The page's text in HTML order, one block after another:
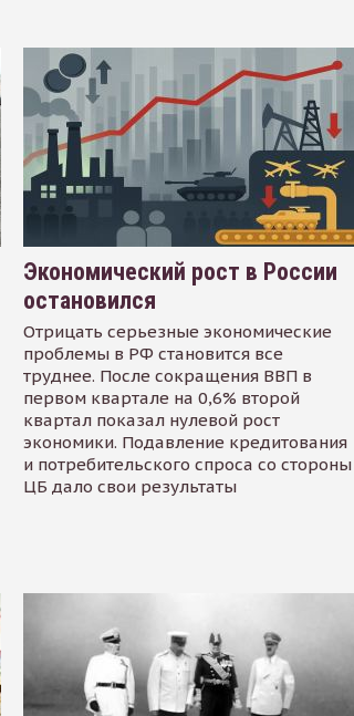
Экономический рост в России
остановился
Отрицать серьезные экономические
проблемы в РФ становится все
труднее. После сокращения ВВП в
первом квартале на 0,6% второй
квартал показал нулевой рост
экономики. Подавление кредитования
и потребительского спроса со стороны
ЦБ дало свои результаты